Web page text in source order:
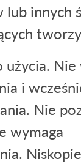
lub innych
Nie
i
Nie
wymaga